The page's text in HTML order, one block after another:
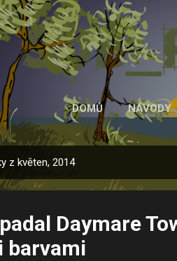
DOMŮ NÁVODY
z květen, 2014
Daymare
barvami